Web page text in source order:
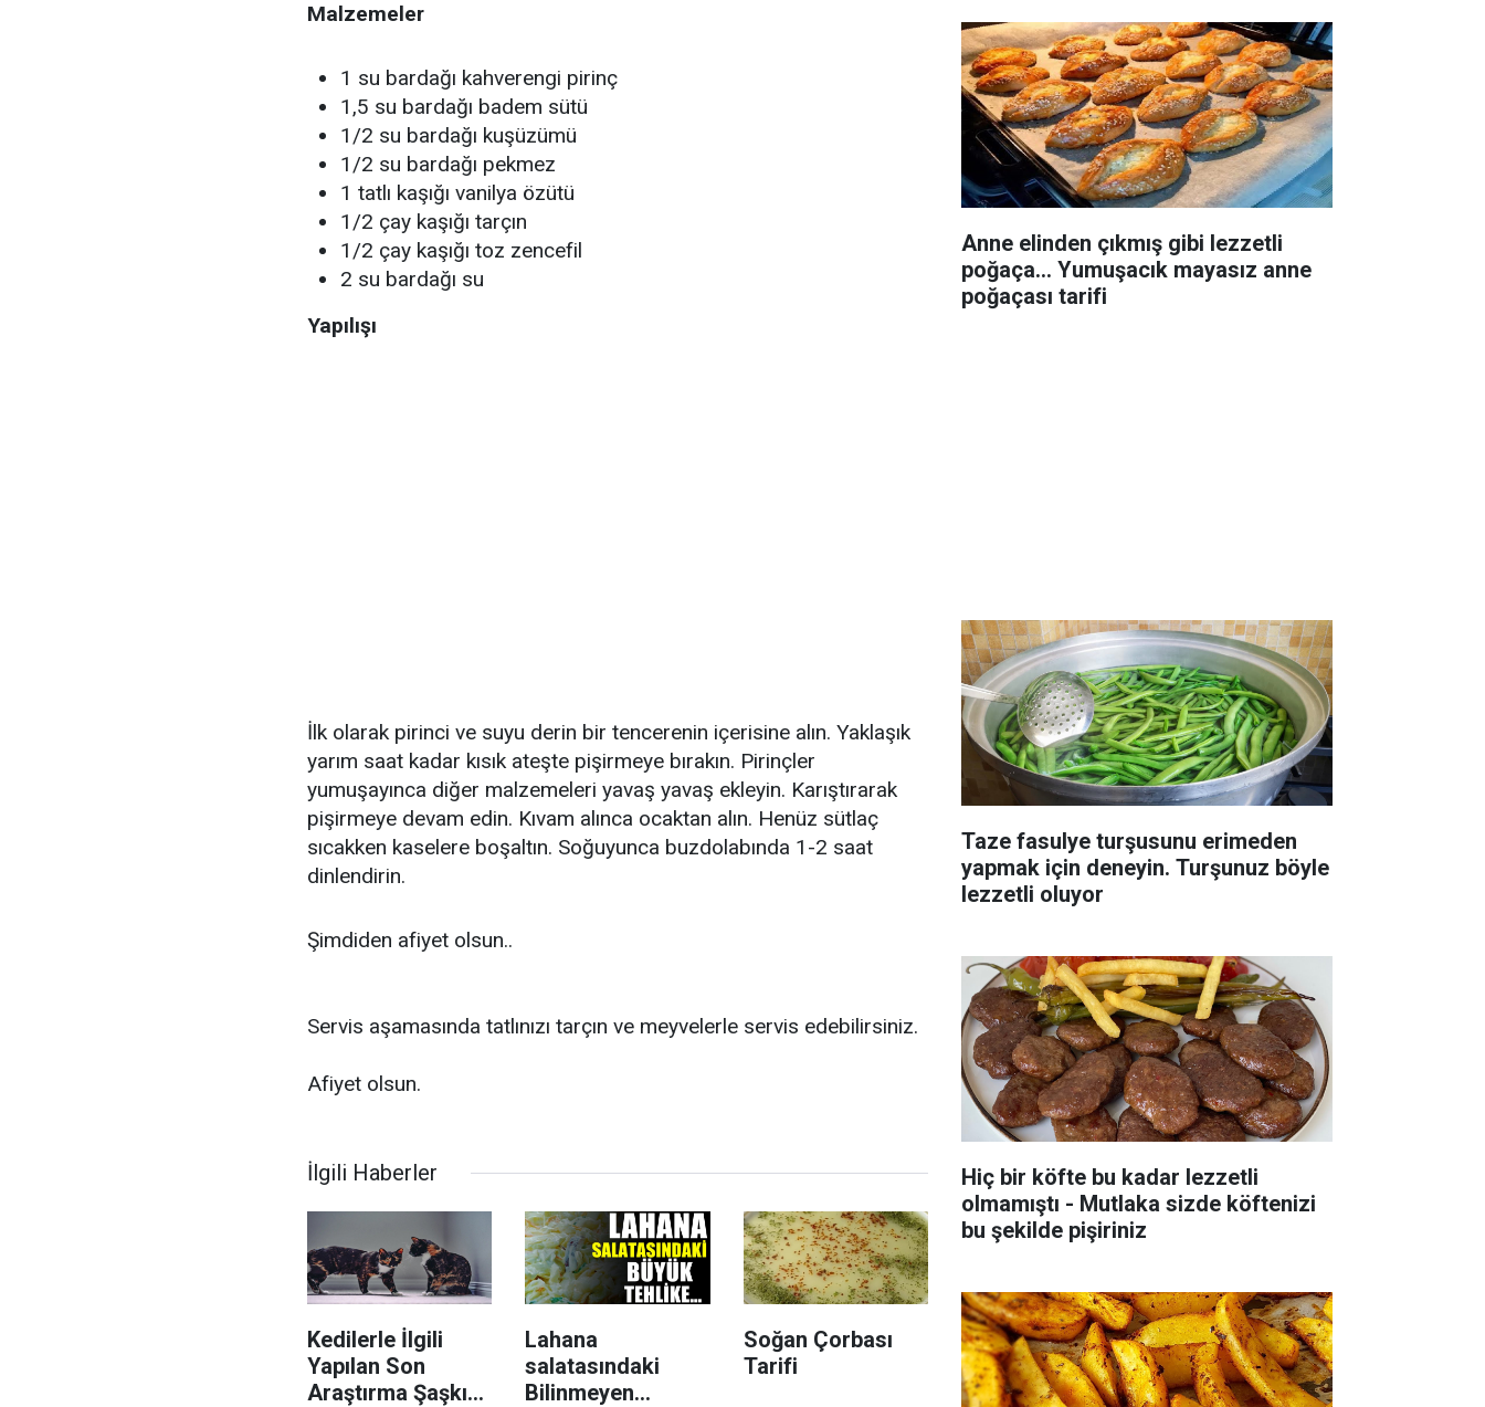
Malzemeler
1 su bardağı kahverengi pirinç
1,5 su bardağı badem sütü
1/2 su bardağı kuşüzümü
1/2 su bardağı pekmez
1 tatlı kaşığı vanilya özütü
1/2 çay kaşığı tarçın
1/2 çay kaşığı toz zencefil
2 su bardağı su
Yapılışı
İlk olarak pirinci ve suyu derin bir tencerenin içerisine alın. Yaklaşık
yarım saat kadar kısık ateşte pişirmeye bırakın. Pirinçler
yumuşayınca diğer malzemeleri yavaş yavaş ekleyin. Karıştırarak
pişirmeye devam edin. Kıvam alınca ocaktan alın. Henüz sütlaç
sıcakken kaselere boşaltın. Soğuyunca buzdolabında 1-2 saat
dinlendirin.
Şimdiden afiyet olsun..
Servis aşamasında tatlınızı tarçın ve meyvelerle servis edebilirsiniz.
Afiyet olsun.
İlgili Haberler
Kedilerle İlgili
Yapılan Son
Araştırma Şaşkına
Lahana
salatasındaki
Bilinmeyen
Soğan Çorbası
Tarifi
Anne elinden çıkmış gibi lezzetli
poğaça... Yumuşacık mayasız anne
poğaçası tarifi
Taze fasulye turşusunu erimeden
yapmak için deneyin. Turşunuz böyle
lezzetli oluyor
Hiç bir köfte bu kadar lezzetli
olmamıştı - Mutlaka sizde köftenizi
bu şekilde pişiriniz